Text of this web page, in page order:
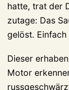
hatte, trat der
zutage: Das
gelöst. Einfach
Dieser
Motor